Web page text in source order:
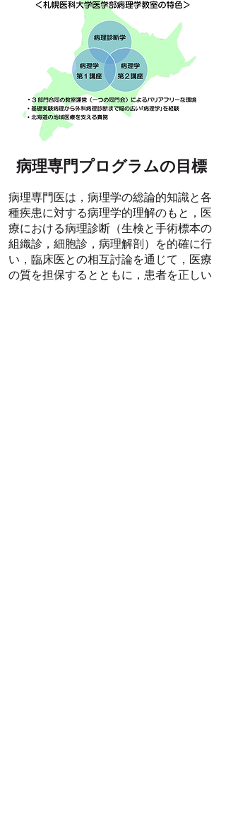
病理専門プログラムの目標
病理専門医は，病理学の総論的知識と各
種疾患に対する病理学的理解のもと，医
療における病理診断（生検と手術標本の
組織診，細胞診，病理解剖）を的確に行
い，臨床医との相互討論を通じて，医療
の質を担保するとともに，患者を正しい